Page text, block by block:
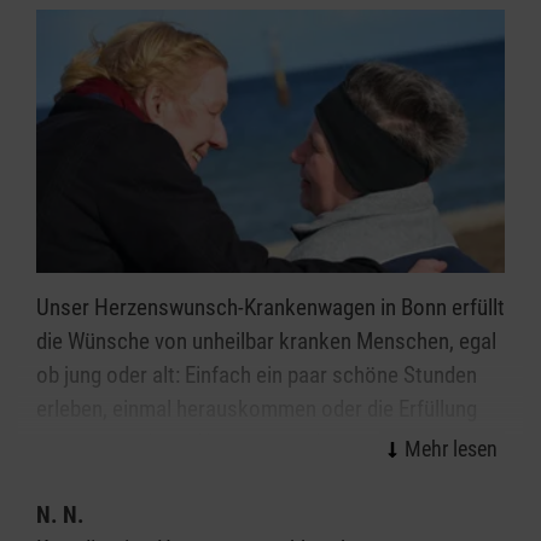
Analphabeten und Berufskurse an, Sport- und
Freizeitangebote für Jugendliche runden das
Programm ab.
DAS MAHL FÜR DIE ARMEN Dieses Projekt dient
der Versorgung von Menschen , die sich
lebensnotwendige Lebensmittel nicht mehr leisten
können. Diese Gruppe wächst zunehmend, dazu
zählen vor allem ältere Menschen, Obdachlose, aber
auch Menschen ohne Arbeit oder prekär
Beschäftigte. Jeden Sonntag verteilen die Malteser
ca. 550 warme Speisen. Aufgrund einer weiterhin
Albanien und den damit einhergehenden Problemen
Unser Herzenswunsch-Krankenwagen in Bonn erfüllt
die Wünsche von unheilbar kranken Menschen, egal
ob jung oder alt: Einfach ein paar schöne Stunden
einer besonderen Herzensangelegenheit - dies alles
Speziell geschulte Ehrenamtliche aus dem
N. N.